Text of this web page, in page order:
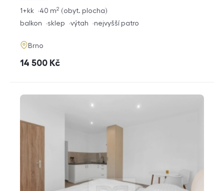
rozměry
1+kk obyt. plocha
40 m2
funkce
balkon sklep výtah nejvyšší patro
adresa
Brno
cena
14 500 Kč